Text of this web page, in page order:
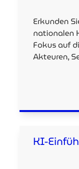
Erkunden
nationalen
Fokus auf
Akteuren,
KI-